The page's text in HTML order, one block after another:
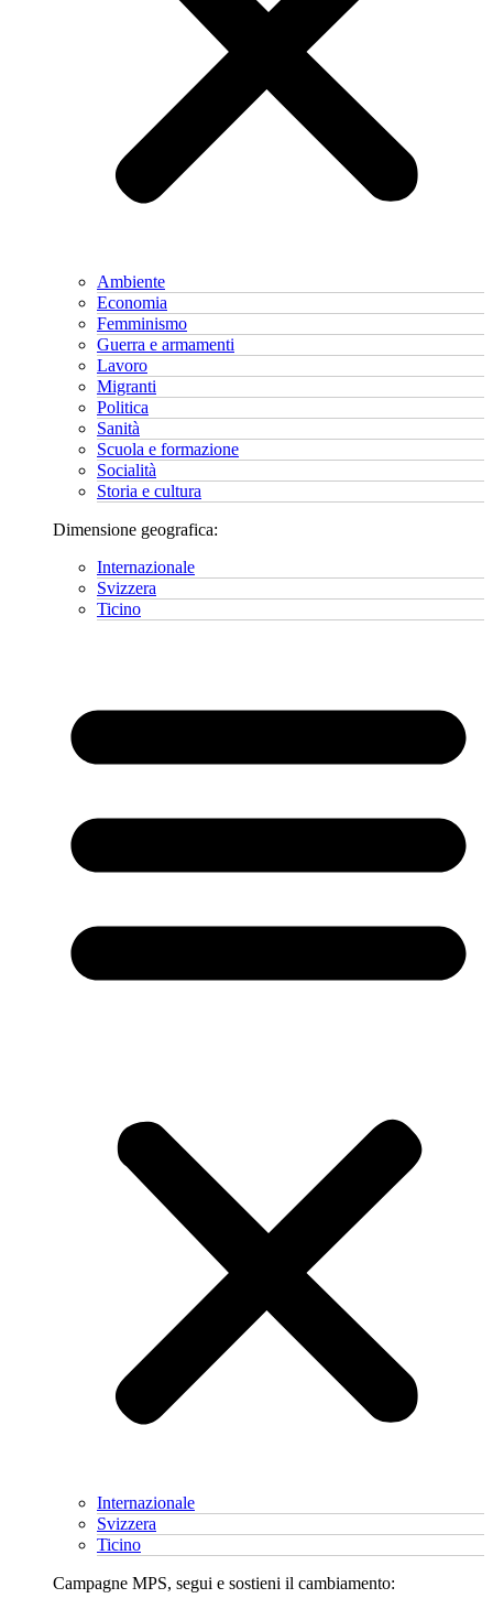
Ambiente
Economia
Femminismo
Guerra e armamenti
Lavoro
Migranti
Politica
Sanità
Scuola e formazione
Socialità
Storia e cultura
Dimensione geografica:
Internazionale
Svizzera
Ticino
Internazionale
Svizzera
Ticino
Campagne MPS, segui e sostieni il cambiamento: